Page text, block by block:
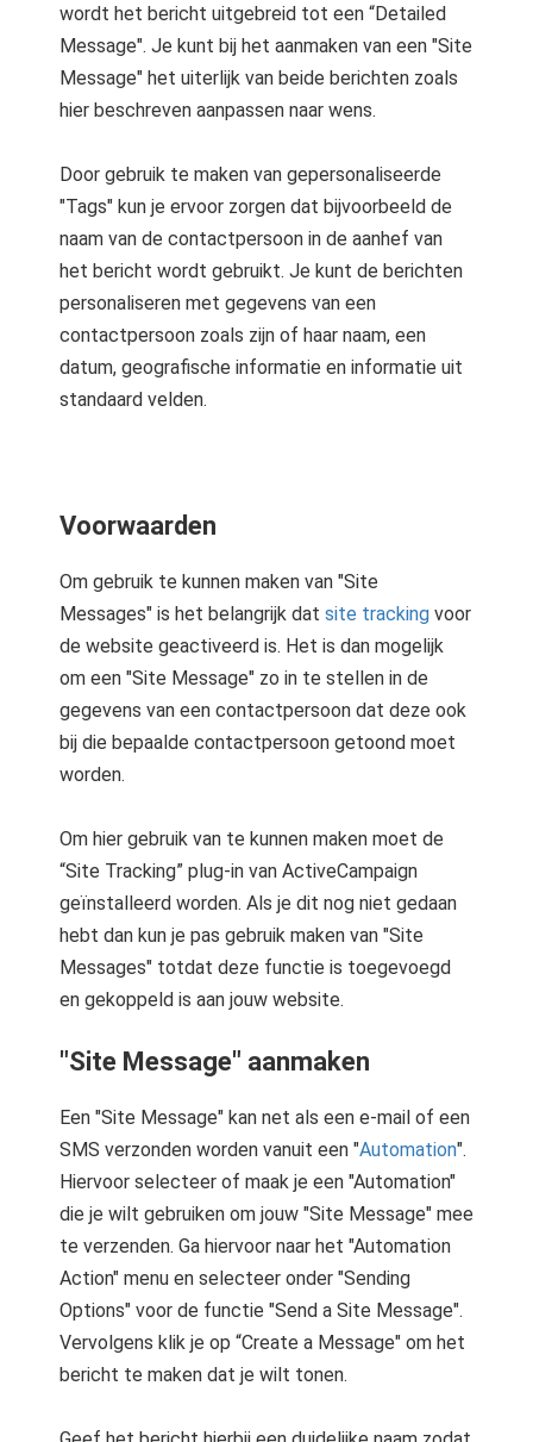
wordt het bericht uitgebreid tot een “Detailed
Message". Je kunt bij het aanmaken van een "Site
Message" het uiterlijk van beide berichten zoals
hier beschreven aanpassen naar wens.
Door gebruik te maken van gepersonaliseerde
"Tags" kun je ervoor zorgen dat bijvoorbeeld de
naam van de contactpersoon in de aanhef van
het bericht wordt gebruikt. Je kunt de berichten
personaliseren met gegevens van een
contactpersoon zoals zijn of haar naam, een
datum, geografische informatie en informatie uit
standaard velden.
Voorwaarden
Om gebruik te kunnen maken van "Site
Messages" is het belangrijk dat site tracking voor
de website geactiveerd is. Het is dan mogelijk
om een "Site Message" zo in te stellen in de
gegevens van een contactpersoon dat deze ook
bij die bepaalde contactpersoon getoond moet
worden.
Om hier gebruik van te kunnen maken moet de
“Site Tracking” plug-in van ActiveCampaign
geïnstalleerd worden. Als je dit nog niet gedaan
hebt dan kun je pas gebruik maken van "Site
Messages" totdat deze functie is toegevoegd
en gekoppeld is aan jouw website.
"Site Message" aanmaken
Een "Site Message" kan net als een e-mail of een
SMS verzonden worden vanuit een "Automation".
Hiervoor selecteer of maak je een "Automation"
die je wilt gebruiken om jouw "Site Message" mee
te verzenden. Ga hiervoor naar het "Automation
Action" menu en selecteer onder "Sending
Options" voor de functie "Send a Site Message".
Vervolgens klik je op “Create a Message" om het
bericht te maken dat je wilt tonen.